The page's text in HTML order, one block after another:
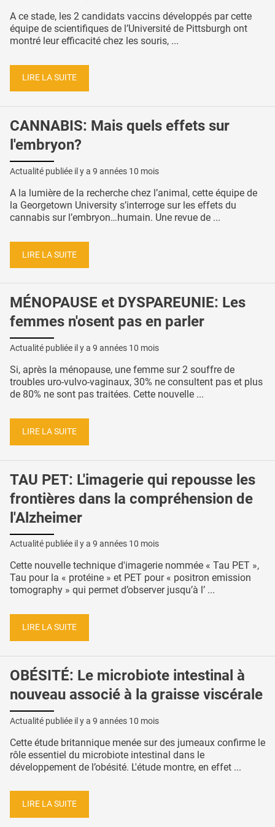
A ce stade, les 2 candidats vaccins développés par cette
équipe de scientifiques de l’Université de Pittsburgh ont
montré leur efficacité chez les souris, ...
LIRE LA SUITE
CANNABIS: Mais quels effets sur
l'embryon?
Actualité publiée il y a 9 années 10 mois
A la lumière de la recherche chez l’animal, cette équipe de
la Georgetown University s’interroge sur les effets du
cannabis sur l’embryon…humain. Une revue de ...
LIRE LA SUITE
MÉNOPAUSE et DYSPAREUNIE: Les
femmes n'osent pas en parler
Actualité publiée il y a 9 années 10 mois
Si, après la ménopause, une femme sur 2 souffre de
troubles uro-vulvo-vaginaux, 30% ne consultent pas et plus
de 80% ne sont pas traitées. Cette nouvelle ...
LIRE LA SUITE
TAU PET: L'imagerie qui repousse les
frontières dans la compréhension de
l'Alzheimer
Actualité publiée il y a 9 années 10 mois
Cette nouvelle technique d'imagerie nommée « Tau PET »,
Tau pour la « protéine » et PET pour « positron emission
tomography » qui permet d’observer jusqu’à l’ ...
LIRE LA SUITE
OBÉSITÉ: Le microbiote intestinal à
nouveau associé à la graisse viscérale
Actualité publiée il y a 9 années 10 mois
Cette étude britannique menée sur des jumeaux confirme le
rôle essentiel du microbiote intestinal dans le
développement de l’obésité. L'étude montre, en effet ...
LIRE LA SUITE